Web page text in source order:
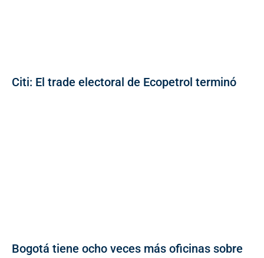
Citi: El trade electoral de Ecopetrol terminó
Bogotá tiene ocho veces más oficinas sobre